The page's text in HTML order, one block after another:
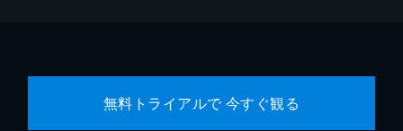
無料トライアルで 今すぐ観る